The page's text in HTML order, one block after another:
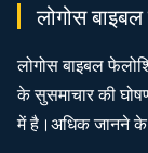
लोगोस
लोगोस बाइबल
के सुसमाचार की
में है।अधिक जानने के